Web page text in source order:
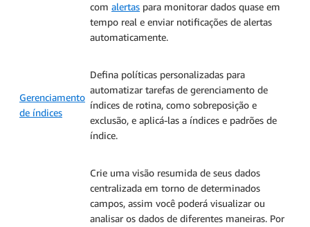
com alertas para monitorar dados quase em
tempo real e enviar notificações de alertas
automaticamente.
Gerenciamento
de índices
Defina políticas personalizadas para
automatizar tarefas de gerenciamento de
índices de rotina, como sobreposição e
exclusão, e aplicá-las a índices e padrões de
índice.
Crie uma visão resumida de seus dados
centralizada em torno de determinados
campos, assim você poderá visualizar ou
analisar os dados de diferentes maneiras. Por